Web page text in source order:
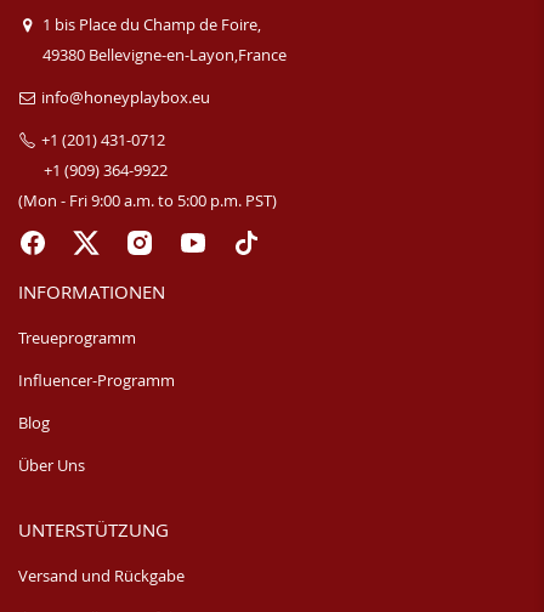
1 bis Place du Champ de Foire,
49380 Bellevigne-en-Layon,France
info@honeyplaybox.eu
+1 (201) 431-0712
+1 (909) 364-9922
(Mon - Fri 9:00 a.m. to 5:00 p.m. PST)
INFORMATIONEN
Treueprogramm
Influencer-Programm
Blog
Über Uns
UNTERSTÜTZUNG
Versand und Rückgabe